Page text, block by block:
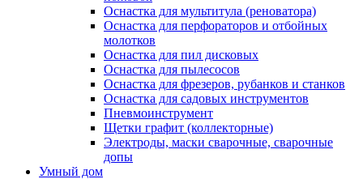
Оснастка для мультитула (реноватора)
Оснастка для перфораторов и отбойных
молотков
Оснастка для пил дисковых
Оснастка для пылесосов
Оснастка для фрезеров, рубанков и станков
Оснастка для садовых инструментов
Пневмоинструмент
Щетки графит (коллекторные)
Электроды, маски сварочные, сварочные
допы
Умный дом